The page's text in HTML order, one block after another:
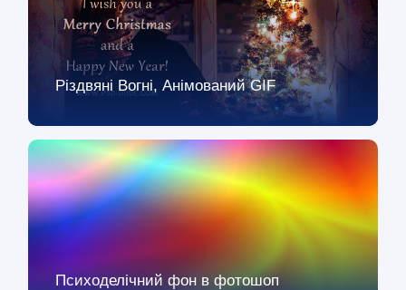
Різдвяні Вогні, Анімований GIF
Психоделічний фон в фотошоп